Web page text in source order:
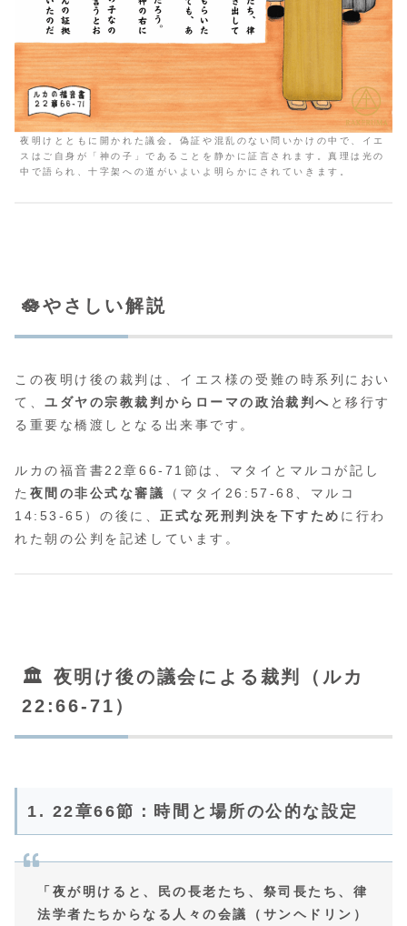
夜明けとともに開かれた議会。偽証や混乱のない問いかけの中で、イエ
スはご自身が「神の子」であることを静かに証言されます。真理は光の
中で語られ、十字架への道がいよいよ明らかにされていきます。
🪷やさしい解説
この夜明け後の裁判は、イエス様の受難の時系列におい
て、ユダヤの宗教裁判からローマの政治裁判へ と移行す
る重要な橋渡しとなる出来事です。
ルカの福音書22章66-71節は、マタイとマルコが記し
た 夜間の非公式な審議
（マタイ26:57-68、マルコ
14:53-65）の後に、正式な死刑判決を下すため に行わ
れた朝の公判を記述しています。
🏛️ 夜明け後の議会による裁判（ルカ
22:66-71）
1. 22章66節：時間と場所の公的な設定
「夜が明けると、民の長老たち、祭司長たち、律
法学者たちからなる人々の会議（サンヘドリン）